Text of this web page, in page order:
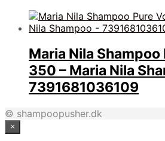
Maria Nila Shampoo
350 – Maria Nila
7391681036109
© shampoopusher.dk
×